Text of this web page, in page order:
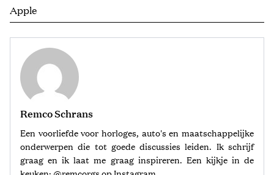
Apple
Remco Schrans
Een voorliefde voor horloges, auto's en maatschappelijke
onderwerpen die tot goede discussies leiden. Ik schrijf
graag en ik laat me graag inspireren. Een kijkje in de